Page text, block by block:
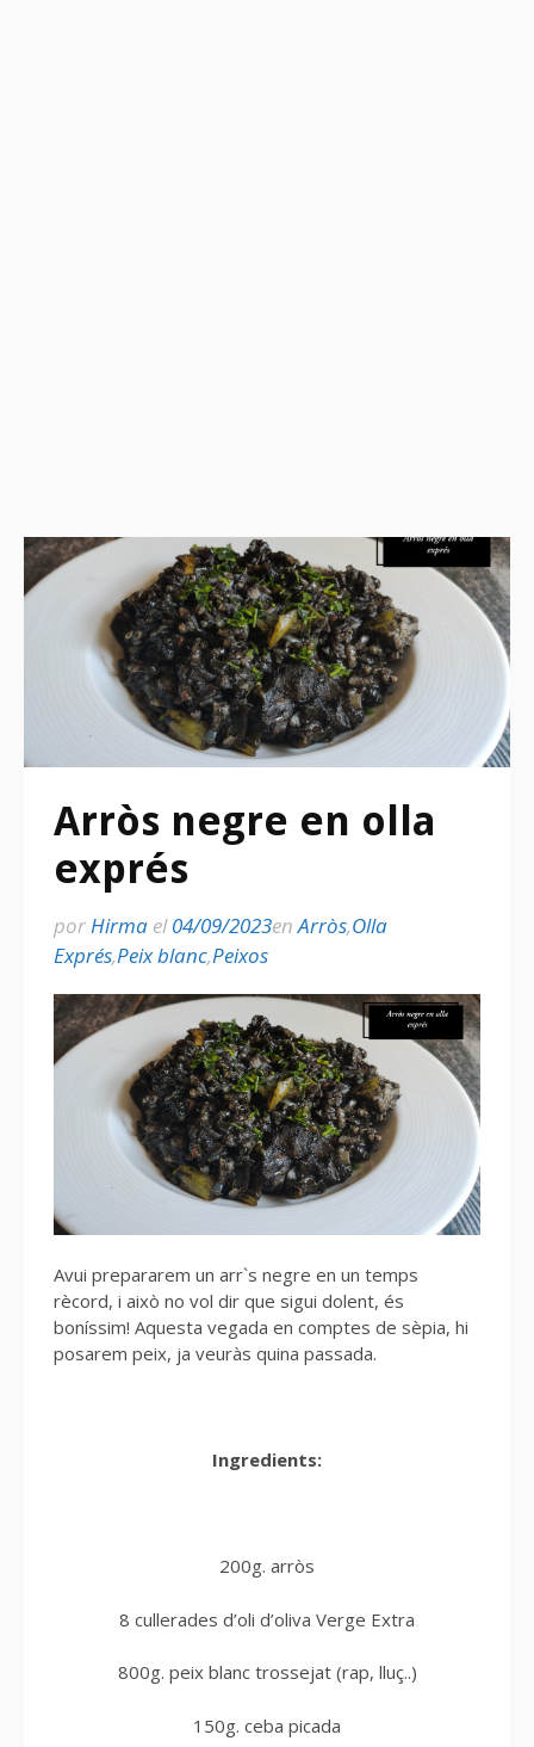
Arròs negre en olla
exprés
porHirma el04/09/2023enArròs,Olla
Exprés,Peix blanc,Peixos
Avui prepararem un arr`s negre en un temps
rècord, i això no vol dir que sigui dolent, és
boníssim! Aquesta vegada en comptes de sèpia, hi
posarem peix, ja veuràs quina passada.
Ingredients:
200g. arròs
8 cullerades d’oli d’oliva Verge Extra
800g. peix blanc trossejat (rap, lluç..)
150g. ceba picada